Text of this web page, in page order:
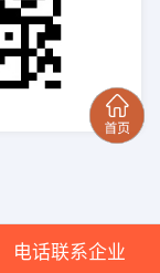
电话联系企业